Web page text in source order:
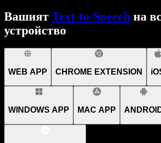
Вашият Text-to-Speech на
устройство
WEB APP CHROME EXTENSION
WINDOWS APP MAC APP